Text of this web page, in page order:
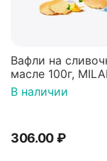
Вафли на
масле 100г,
В наличии
306.00₽